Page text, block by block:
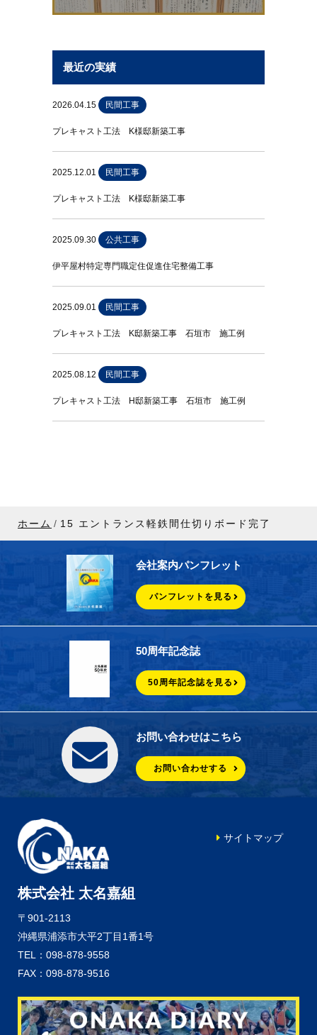
最近の実績
2026.04.15 民間工事
プレキャスト工法 K様邸新築工事
2025.12.01 民間工事
プレキャスト工法 K様邸新築工事
2025.09.30 公共工事
伊平屋村特定専門職定住促進住宅整備工事
2025.09.01 民間工事
プレキャスト工法 K邸新築工事 石垣市 施工例
2025.08.12 民間工事
プレキャスト工法 H邸新築工事 石垣市 施工例
ホーム 15 エントランス軽鉄間仕切りボード完了
会社案内パンフレット
パンフレットを見る
50周年記念誌
50周年記念誌を見る
お問い合わせはこちら
お問い合わせする
株式会社 太名嘉組
〒901-2113
沖縄県浦添市大平2丁目1番1号
TEL：098-878-9558
FAX：098-878-9516
サイトマップ